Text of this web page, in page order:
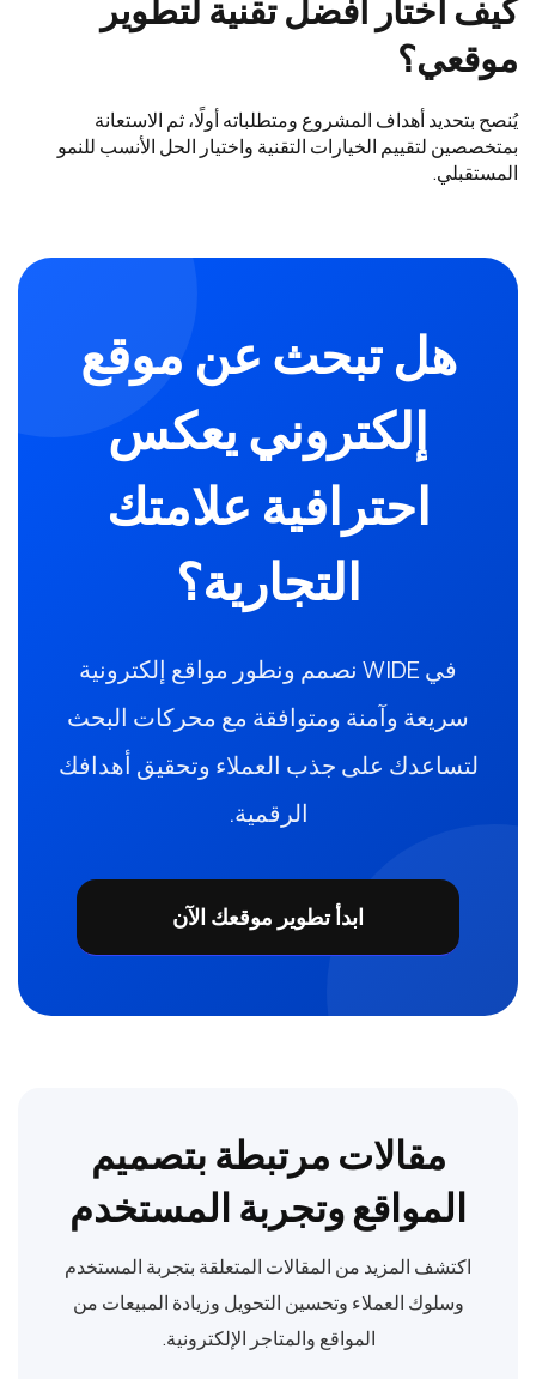
موقعي؟
يُنصح بتحديد أهداف المشروع ومتطلباته أولًا، ثم الاستعانة
بمتخصصين لتقييم الخيارات التقنية واختيار الحل الأنسب للنمو
المستقبلي.
هل تبحث عن موقع
إلكتروني يعكس
احترافية علامتك
التجارية؟
في WIDE نصمم ونطور مواقع إلكترونية
سريعة وآمنة ومتوافقة مع محركات البحث
لتساعدك على جذب العملاء وتحقيق أهدافك
الرقمية.
ابدأ تطوير موقعك الآن
مقالات مرتبطة بتصميم
المواقع وتجربة المستخدم
اكتشف المزيد من المقالات المتعلقة بتجربة المستخدم
وسلوك العملاء وتحسين التحويل وزيادة المبيعات من
المواقع والمتاجر الإلكترونية.